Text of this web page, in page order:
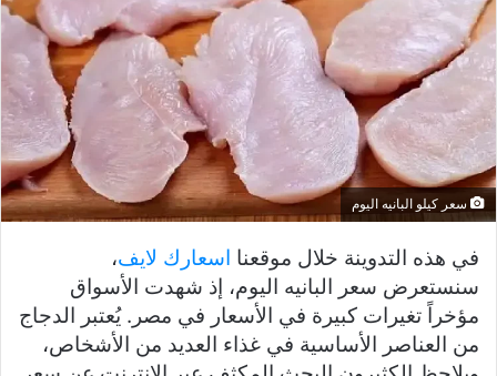
سعر كيلو البانيه اليوم
في هذه التدوينة خلال موقعنا اسعارك لايف،
سنستعرض سعر البانيه اليوم، إذ شهدت الأسواق
مؤخراً تغيرات كبيرة في الأسعار في مصر. يُعتبر الدجاج
من العناصر الأساسية في غذاء العديد من الأشخاص،